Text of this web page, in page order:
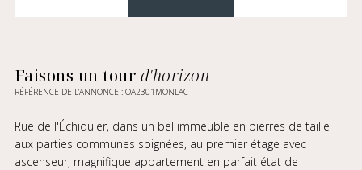
Faisons un tour d'horizon
RÉFÉRENCE DE L’ANNONCE : OA2301MONLAC
Rue de l'Échiquier, dans un bel immeuble en pierres de taille
aux parties communes soignées, au premier étage avec
ascenseur, magnifique appartement en parfait état de